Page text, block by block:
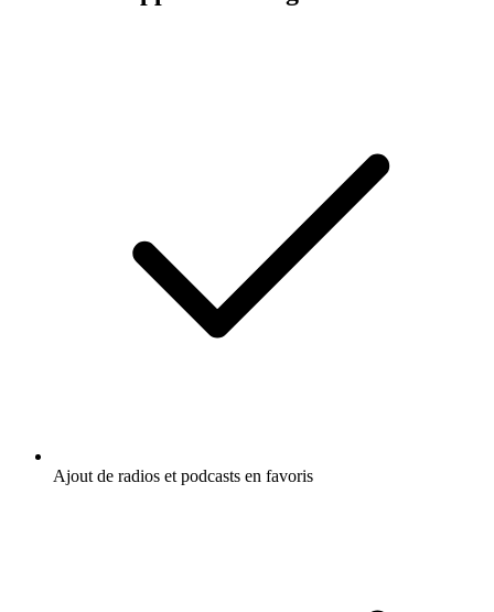
Ajout de radios et podcasts en favoris